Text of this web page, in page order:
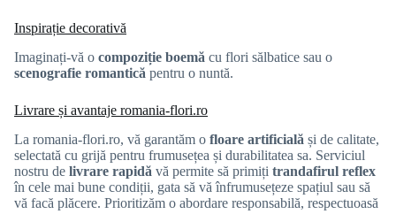
Inspirație decorativă
Imaginați-vă o compoziție boemă cu flori sălbatice sau o
scenografie romantică pentru o nuntă.
Livrare și avantaje romania-flori.ro
La romania-flori.ro, vă garantăm o floare artificială și de calitate,
selectată cu grijă pentru frumusețea și durabilitatea sa. Serviciul
nostru de livrare rapidă vă permite să primiți trandafirul reflex
în cele mai bune condiții, gata să vă înfrumusețeze spațiul sau să
vă facă plăcere. Prioritizăm o abordare responsabilă, respectuoasă